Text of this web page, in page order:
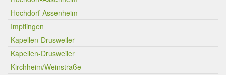
Hochdorf-Assenheim
Impflingen
Kapellen-Drusweiler
Kapellen-Drusweiler
Kirchheim/Weinstraße